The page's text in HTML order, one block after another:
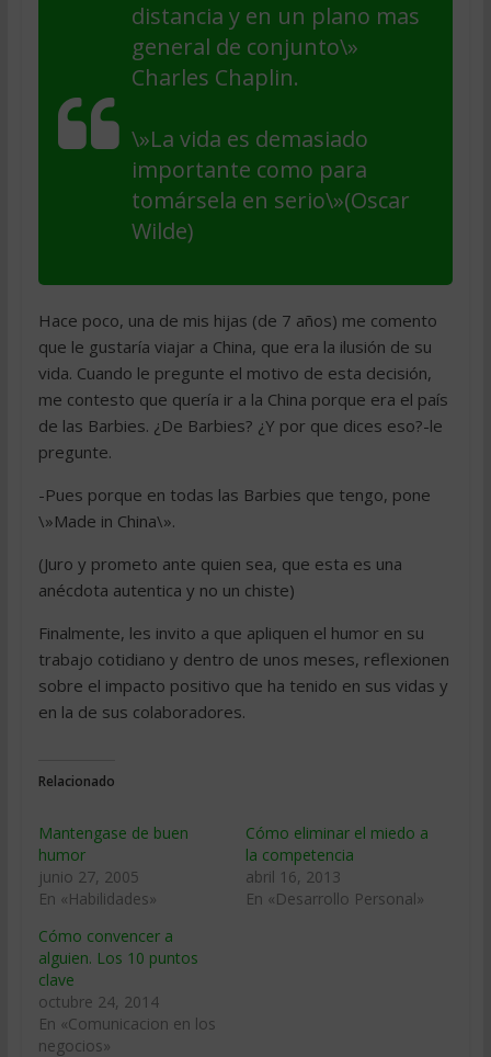
distancia y en un plano mas
general de conjunto\»
Charles Chaplin.
\»La vida es demasiado
importante como para
tomársela en serio\»(Oscar
Wilde)
Hace poco, una de mis hijas (de 7 años) me comento
que le gustaría viajar a China, que era la ilusión de su
vida. Cuando le pregunte el motivo de esta decisión,
me contesto que quería ir a la China porque era el país
de las Barbies. ¿De Barbies? ¿Y por que dices eso?-le
pregunte.
-Pues porque en todas las Barbies que tengo, pone
\»Made in China\».
(Juro y prometo ante quien sea, que esta es una
anécdota autentica y no un chiste)
Finalmente, les invito a que apliquen el humor en su
trabajo cotidiano y dentro de unos meses, reflexionen
sobre el impacto positivo que ha tenido en sus vidas y
en la de sus colaboradores.
Relacionado
Mantengase de buen
humor
junio 27, 2005
En «Habilidades»
Cómo eliminar el miedo a
la competencia
abril 16, 2013
En «Desarrollo Personal»
Cómo convencer a
alguien. Los 10 puntos
clave
octubre 24, 2014
En «Comunicacion en los
negocios»